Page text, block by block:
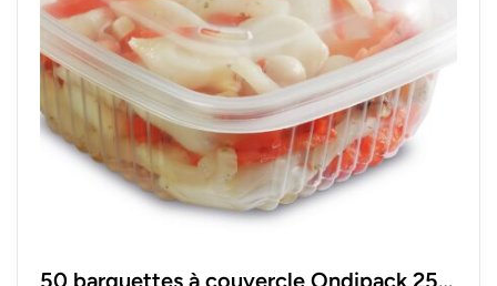
50 barquettes à couvercle Ondipack 250